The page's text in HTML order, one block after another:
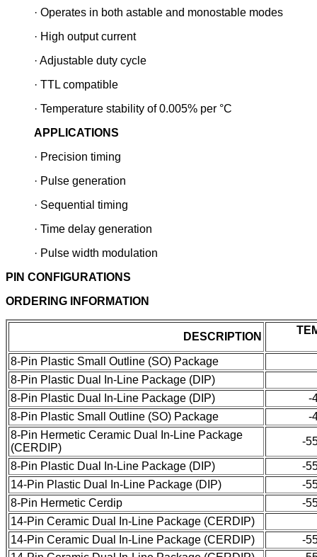
· Operates in both astable and monostable modes
· High output current
· Adjustable duty cycle
· TTL compatible
· Temperature stability of 0.005% per °C
APPLICATIONS
· Precision timing
· Pulse generation
· Sequential timing
· Time delay generation
· Pulse width modulation
PIN CONFIGURATIONS
ORDERING INFORMATION
DESCRIPTION
8-Pin Plastic Small Outline (SO) Package
8-Pin Plastic Dual In-Line Package (DIP)
8-Pin Plastic Dual In-Line Package (DIP)
-
8-Pin Plastic Small Outline (SO) Package
-
8-Pin Hermetic Ceramic Dual In-Line Package
(CERDIP)
-
8-Pin Plastic Dual In-Line Package (DIP)
-
14-Pin Plastic Dual In-Line Package (DIP)
-
8-Pin Hermetic Cerdip
-
14-Pin Ceramic Dual In-Line Package (CERDIP)
14-Pin Ceramic Dual In-Line Package (CERDIP)
-